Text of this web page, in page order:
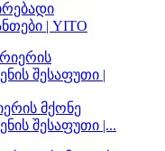
| YITO
მქონე
შესაფუთი |...